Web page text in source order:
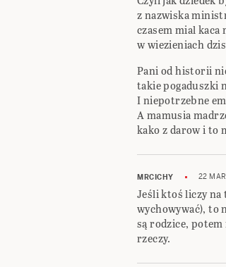
z nazwiska
czasem mial
w wiezieniach
Pani od historii
takie pogaduszki
I niepotrzebne
A mamusia
kako z darow i to
MRCICHY 22
Jeśli ktoś liczy na
wychowywać), to
są rodzice,
rzeczy.